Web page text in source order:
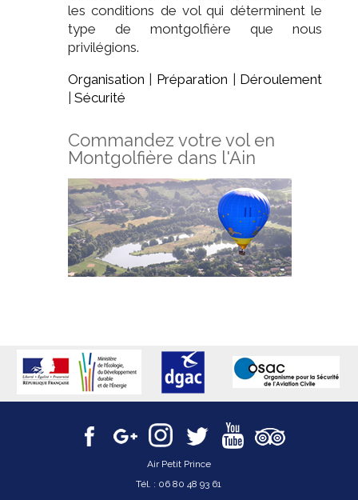
les conditions de vol qui déterminent le
type de montgolfière que nous
privilégions.
Organisation
Préparation
Déroulement
Sécurité
Commandez votre vol en
Montgolfière dans l'Ain
Air Petit Prince
Tél. : 06 80 48 93 61